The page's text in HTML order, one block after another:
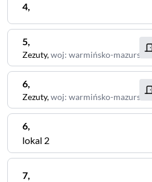
4,
5,
Zezuty,woj: warmińsko-mazurskie
6,
Zezuty,woj: warmińsko-mazurskie
6,
lokal 2
7,